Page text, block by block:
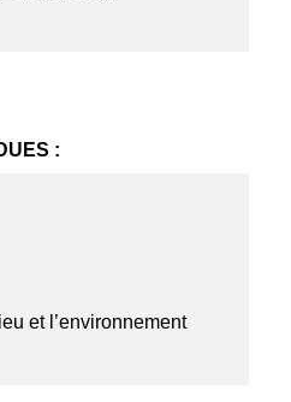
:
et l’environnement